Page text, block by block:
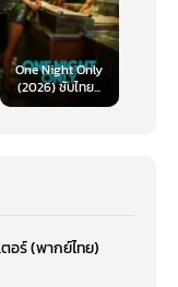
One Night Only
(2026) ซับไทย...
อร์ (พากย์ไทย)